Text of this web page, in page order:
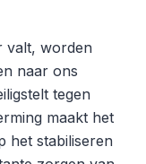
valt, worden
naar ons
tegen
maakt het
het stabiliseren